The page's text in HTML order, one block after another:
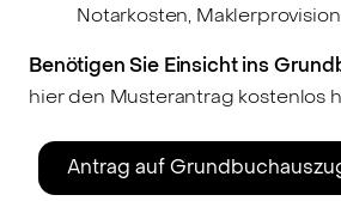
Notarkosten,
Benötigen Sie Einsicht ins
hier den Musterantrag kostenlos
Antrag auf